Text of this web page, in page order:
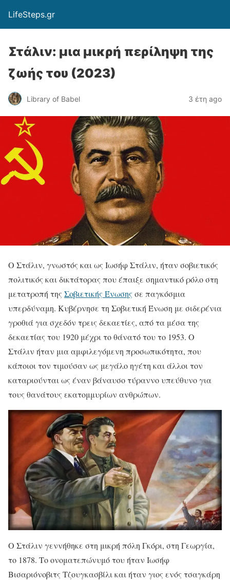
LifeSteps.gr
Στάλιν: μια μικρή περίληψη της
ζωής του (2023)
Library of Babel 3 έτη ago
Ο Στάλιν, γνωστός και ως Ιωσήφ Στάλιν, ήταν σοβιετικός
πολιτικός και δικτάτορας που έπαιξε σημαντικό ρόλο στη
μετατροπή της Σοβιετικής Ένωσης σε παγκόσμια
υπερδύναμη. Κυβέρνησε τη Σοβιετική Ένωση με σιδερένια
γροθιά για σχεδόν τρεις δεκαετίες, από τα μέσα της
δεκαετίας του 1920 μέχρι το θάνατό του το 1953. Ο
Στάλιν ήταν μια αμφιλεγόμενη προσωπικότητα, που
κάποιοι τον τιμούσαν ως μεγάλο ηγέτη και άλλοι τον
καταριούνται ως έναν βάναυσο τύραννο υπεύθυνο για
τους θανάτους εκατομμυρίων ανθρώπων.
Ο Στάλιν γεννήθηκε στη μικρή πόλη Γκόρι, στη Γεωργία,
το 1878. Το ονοματεπώνυμό του ήταν Ιωσήφ
Βισαριόνοβιτς Τζουγκασβίλι και ήταν γιος ενός τσαγκάρη